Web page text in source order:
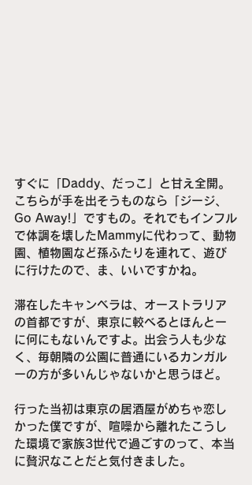
すぐに「Daddy、だっこ」と甘え全開。
こちらが手を出そうものなら「ジージ、
Go Away!」ですもの。それでもインフル
で体調を壊したMammyに代わって、動物
園、植物園など孫ふたりを連れて、遊び
に行けたので、ま、いいですかね。
滞在したキャンベラは、オーストラリア
の首都ですが、東京に較べるとほんとー
に何にもないんですよ。出会う人も少な
く、毎朝隣の公園に普通にいるカンガル
ーの方が多いんじゃないかと思うほど。
行った当初は東京の居酒屋がめちゃ恋し
かった僕ですが、喧噪から離れたこうし
た環境で家族3世代で過ごすのって、本当
に贅沢なことだと気付きました。